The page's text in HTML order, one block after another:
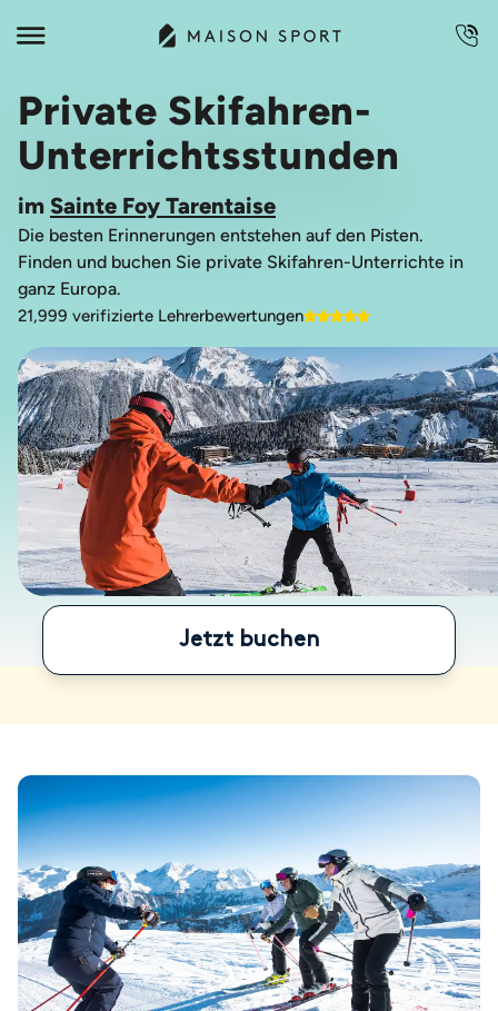
Private Skifahren-
Unterrichtsstunden
im Sainte Foy Tarentaise
Die besten Erinnerungen entstehen auf den Pisten.
Finden und buchen Sie private Skifahren-Unterrichte in
ganz Europa.
21,999 verifizierte Lehrerbewertungen
Jetzt buchen